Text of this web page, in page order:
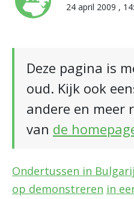
24 april 2009 ,
Deze pagina is
oud. Kijk ook
andere en meer
van de
Ondertussen in
op demonstreren in